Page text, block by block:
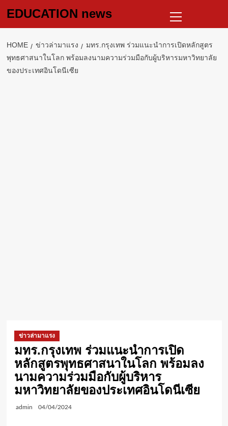
EDUCATION news
Menu
HOME ข่าวล่ามาแรง
มทร.กรุงเทพ ร่วมแนะนำการเปิดหลักสูตร
พุทธศาสนาในโลก พร้อมลงนามความร่วมมือกับผู้บริหารมหาวิทยาลัย
ของประเทศอินโดนีเซีย
ข่าวล่ามาแรง
มทร.กรุงเทพ ร่วมแนะนำการเปิด
หลักสูตรพุทธศาสนาในโลก พร้อมลง
นามความร่วมมือกับผู้บริหาร
มหาวิทยาลัยของประเทศอินโดนีเซีย
admin 04/04/2024